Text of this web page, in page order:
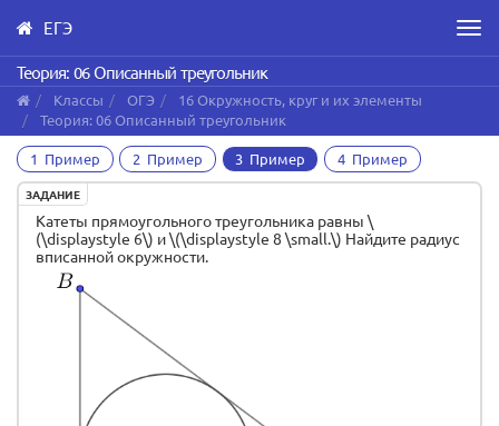
Skip
to
main
content
ЕГЭ
Теория: 06 Описанный треугольник
Классы ОГЭ
16 Окружность, круг и их элементы
Теория: 06 Описанный треугольник
1 Пример 2 Пример 3 Пример 4 Пример
ЗАДАНИЕ
Катеты прямоугольного треугольника равны \
(\displaystyle 6\) и \(\displaystyle 8 \small.\) Найдите радиус
вписанной окружности.